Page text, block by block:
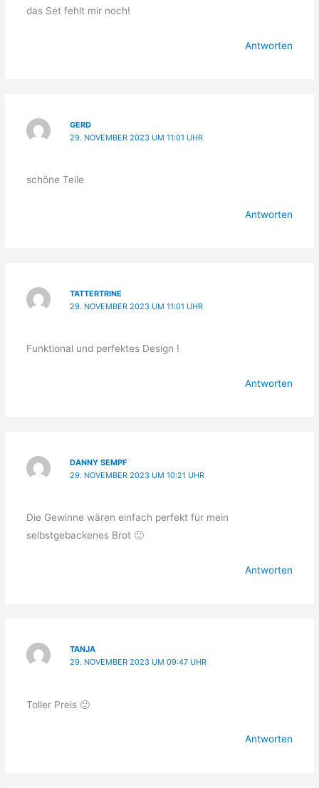
das Set fehlt mir noch!
Antworten
GERD
29. NOVEMBER 2023 UM 11:01 UHR
schöne Teile
Antworten
TATTERTRINE
29. NOVEMBER 2023 UM 11:01 UHR
Funktional und perfektes Design !
Antworten
DANNY SEMPF
29. NOVEMBER 2023 UM 10:21 UHR
Die Gewinne wären einfach perfekt für mein
selbstgebackenes Brot 🙂
Antworten
TANJA
29. NOVEMBER 2023 UM 09:47 UHR
Toller Preis 🙂
Antworten